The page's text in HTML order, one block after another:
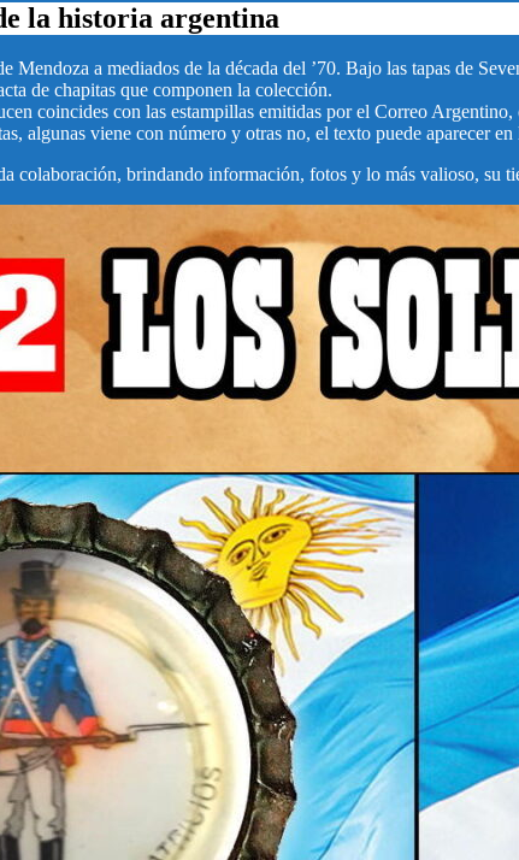
la historia argentina
a mediados de la década del ’70. Bajo las tapas de
de chapitas que componen la colección.
coincides con las estampillas emitidas por el Correo
algunas viene con número y otras no, el texto puede aparecer
colaboración, brindando información, fotos y lo más valioso, su